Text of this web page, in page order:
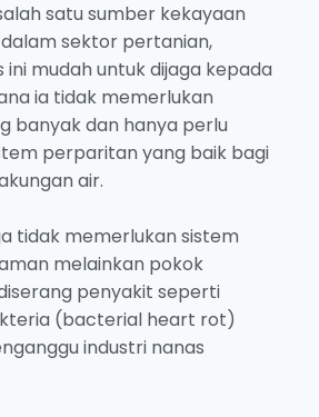
satu sumber kekayaan
sektor pertanian,
mudah untuk dijaga kepada
ia tidak memerlukan
banyak dan hanya perlu
perparitan yang baik bagi
air.
tidak memerlukan sistem
melainkan pokok
penyakit seperti
(bacterial heart rot)
industri nanas